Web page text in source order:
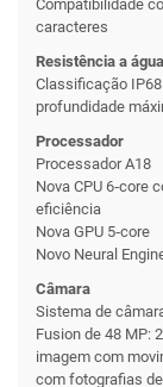
Compati­bilidade
caracteres
Resistência a
Classificação
profundidade
Proces­sador
Proces­sador A18
Nova CPU 6‑core
eficiência
Nova GPU 5‑core
Novo Neural
Câmara
Sistema de
Fusion de 48 MP:
imagem com
com foto­grafias